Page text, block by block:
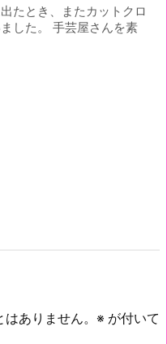
たとき、またカットクロ
した。 手芸屋さんを素
ありません。 ※ が付いて